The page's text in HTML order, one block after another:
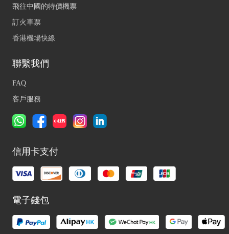
飛往中國的特價機票
訂火車票
香港機場快線
聯繫我們
FAQ
客戶服務
信用卡支付
電子錢包